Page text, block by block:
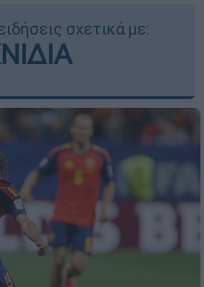
σχετικά με: